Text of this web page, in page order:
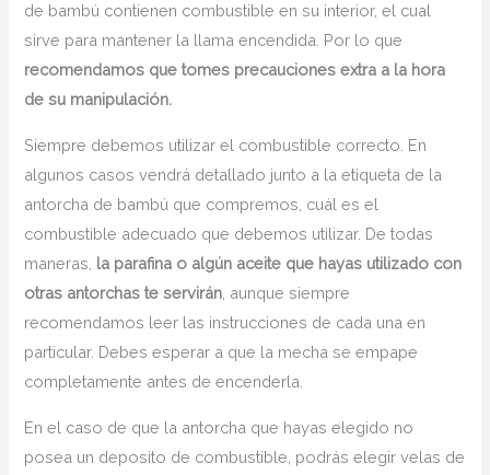
de bambú contienen combustible en su interior, el cual
sirve para mantener la llama encendida. Por lo que
recomendamos que tomes precauciones extra a la hora
de su manipulación.
Siempre debemos utilizar el combustible correcto. En
algunos casos vendrá detallado junto a la etiqueta de la
antorcha de bambú que compremos, cuál es el
combustible adecuado que debemos utilizar. De todas
maneras, la parafina o algún aceite que hayas utilizado con
otras antorchas te servirán , aunque siempre
recomendamos leer las instrucciones de cada una en
particular. Debes esperar a que la mecha se empape
completamente antes de encenderla.
En el caso de que la antorcha que hayas elegido no
posea un deposito de combustible, podrás elegir velas de